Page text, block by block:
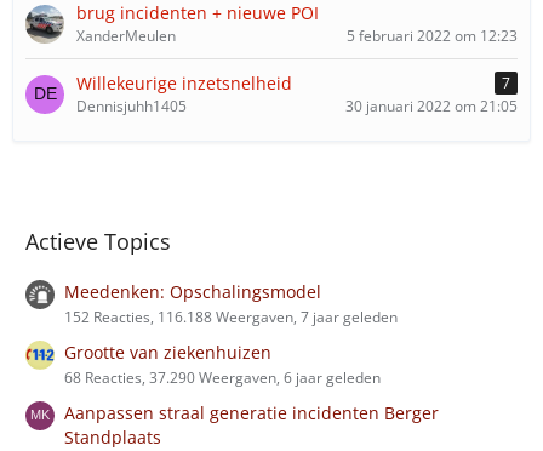
brug incidenten + nieuwe POI
XanderMeulen 5 februari 2022 om 12:23
Willekeurige inzetsnelheid
7
Dennisjuhh1405
30 januari 2022 om 21:05
Actieve Topics
Meedenken: Opschalingsmodel
152 Reacties, 116.188 Weergaven, 7 jaar geleden
Grootte van ziekenhuizen
68 Reacties, 37.290 Weergaven, 6 jaar geleden
Aanpassen straal generatie incidenten Berger
Standplaats